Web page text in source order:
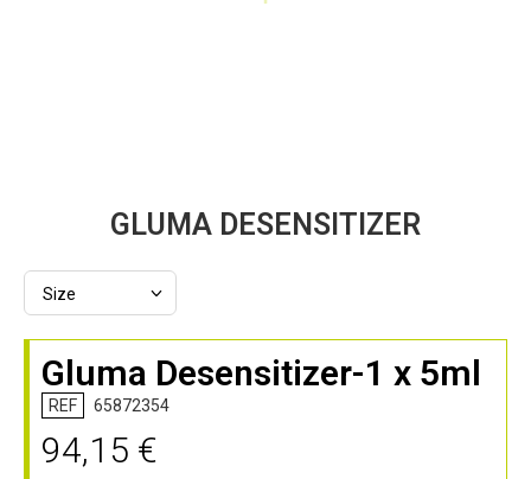
Bildergalerie
springen
GLUMA DESENSITIZER
Gluma Desensitizer-1 x 5ml
REF 65872354
94,15 €